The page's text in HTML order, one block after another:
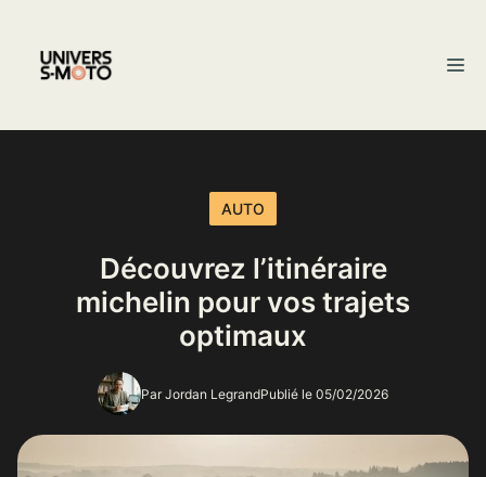
contenu
AUTO
Découvrez l’itinéraire
michelin pour vos trajets
optimaux
Par Jordan LegrandPublié le 05/02/2026